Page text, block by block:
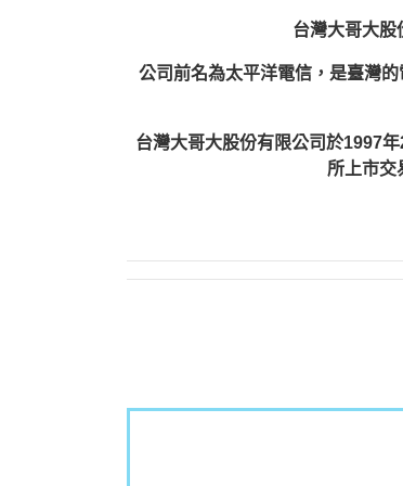
台灣大哥大股
公司前名為太平洋電信，是臺灣
台灣大哥大股份有限公司於1997
所上市交